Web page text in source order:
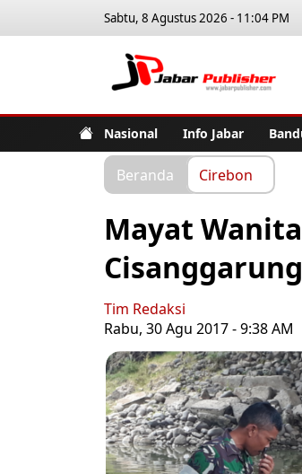
Sabtu, 8 Agustus 2026 - 11:04 PM
Nasional Info Jabar
Beranda Cirebon
Mayat
Cisanggarung
Tim Redaksi
Rabu, 30 Agu 2017 - 9:38 AM